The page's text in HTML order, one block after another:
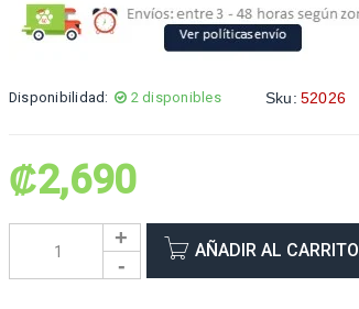
Disponibilidad: 2 disponibles Sku: 52026
₡2,690
AÑADIR AL CARRITO